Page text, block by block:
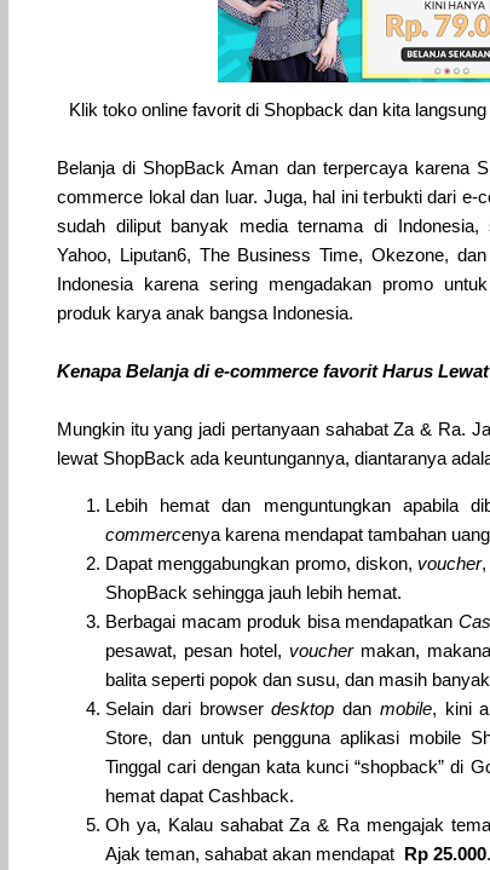
Klik toko online favorit di Shopback dan kita
Belanja di ShopBack Aman dan terpercaya karena
commerce lokal dan luar. Juga, hal ini terbukti dari
sudah diliput banyak media ternama di Indonesia,
Yahoo, Liputan6, The Business Time, Okezone, dan
Indonesia karena sering mengadakan promo
produk karya anak bangsa Indonesia.
Kenapa Belanja di e-commerce favorit Harus
Mungkin itu yang jadi pertanyaan sahabat Za & Ra.
lewat ShopBack ada keuntungannya, diantaranya
Lebih hemat dan menguntungkan apabila
commercenya karena mendapat tambahan
Dapat menggabungkan promo, diskon, voucher
ShopBack sehingga jauh lebih hemat.
Berbagai macam produk bisa mendapatkan
pesawat, pesan hotel, vouchermakan,
balita seperti popok dan susu, dan masih
Selain dari browserdesktop dan mobile, kini
Store, dan untuk pengguna aplikasi mobile
Tinggal cari dengan kata kunci “shopback” di
hemat dapat Cashback.
Oh ya, Kalau sahabat Za & Ra mengajak
Ajak teman, sahabat akan mendapat Rp 25.000